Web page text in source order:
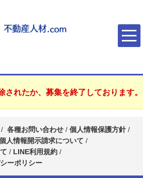
されたか、募集を終了しております。
/ 各種お問い合わせ / 個人情報保護方針 /
人情報開示請求について /
/ LINE利用規約 /
ーポリシー